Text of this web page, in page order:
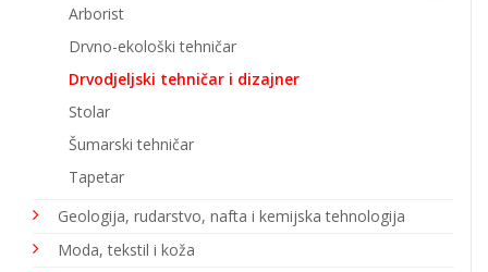
Arborist
Drvno-ekološki tehničar
Drvodjeljski tehničar i dizajner
Stolar
Šumarski tehničar
Tapetar
Geologija, rudarstvo, nafta i kemijska tehnologija
Moda, tekstil i koža